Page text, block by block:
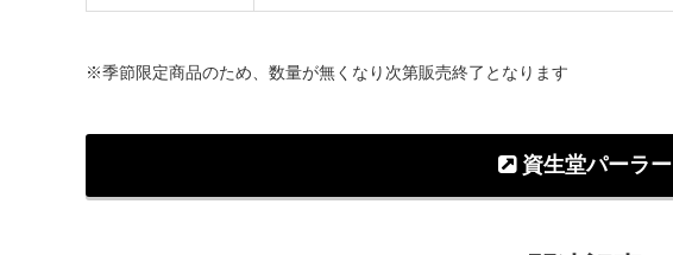
※季節限定商品のため、数量が無くなり次第販売終了となります
資生堂パーラー